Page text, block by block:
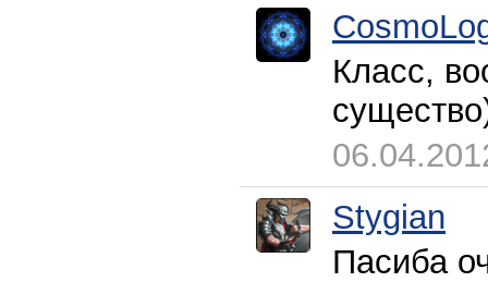
Класс,
Stygian
Пасиба